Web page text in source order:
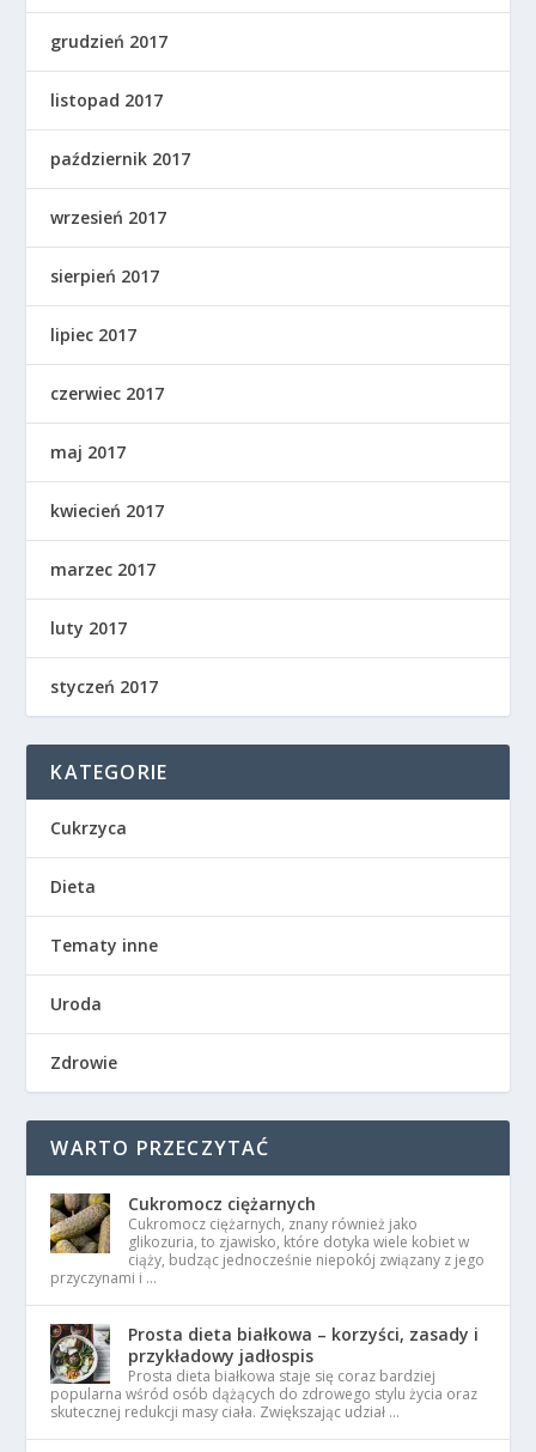
grudzień 2017
listopad 2017
październik 2017
wrzesień 2017
sierpień 2017
lipiec 2017
czerwiec 2017
maj 2017
kwiecień 2017
marzec 2017
luty 2017
styczeń 2017
KATEGORIE
Cukrzyca
Dieta
Tematy inne
Uroda
Zdrowie
WARTO PRZECZYTAĆ
Cukromocz ciężarnych
Cukromocz ciężarnych, znany również jako
glikozuria, to zjawisko, które dotyka wiele kobiet w
ciąży, budząc jednocześnie niepokój związany z jego
przyczynami i …
Prosta dieta białkowa – korzyści, zasady i
przykładowy jadłospis
Prosta dieta białkowa staje się coraz bardziej
popularna wśród osób dążących do zdrowego stylu życia oraz
skutecznej redukcji masy ciała. Zwiększając udział …